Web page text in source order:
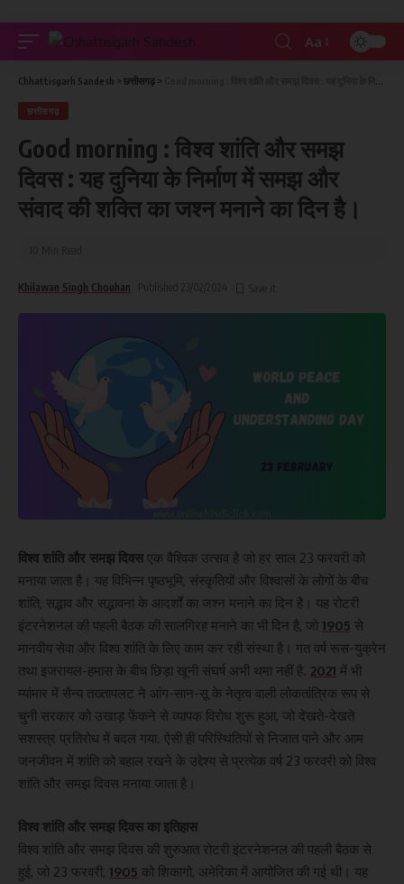
Aa
Chhattisgarh Sandesh > छत्तीसगढ़ >
छत्तीसगढ़
Good morning : विश्व शांति और समझ
दिवस : यह दुनिया के निर्माण में समझ और
संवाद की शक्ति का जश्न मनाने का दिन है।
Khilawan Singh Chouhan
विश्व शांति और समझ दिवस एक वैश्विक उत्सव है जो हर साल 23 फरवरी को
मनाया जाता है। यह विभिन्न पृष्ठभूमि, संस्कृतियों और विश्वासों के लोगों के बीच
शांति, सद्भाव और सद्भावना के आदर्शों का जश्न मनाने का दिन है। यह रोटरी
इंटरनेशनल की पहली बैठक की सालगिरह मनाने का भी दिन है, जो 1905 से
मानवीय सेवा और विश्व शांति के लिए काम कर रही संस्था है। गत वर्ष रूस-युक्रेन
तथा इजरायल-हमास के बीच छिड़ा खूनी संघर्ष अभी थमा नहीं है. 2021 में भी
म्यांमार में सैन्य तख्तापलट ने आंग-सान-सू के नेतृत्व वाली लोकतांत्रिक रूप से
चुनी सरकार को उखाड़ फेंकने से व्यापक विरोध शुरू हुआ, जो देखते-देखते
सशस्त्र प्रतिरोध में बदल गया. ऐसी ही परिस्थितियों से निजात पाने और आम
जनजीवन में शांति को बहाल रखने के उद्देश्य से प्रत्येक वर्ष 23 फरवरी को विश्व
शांति और समझ दिवस मनाया जाता है।
विश्व शांति और समझ दिवस का इतिहास
विश्व शांति और समझ दिवस की शुरुआत रोटरी इंटरनेशनल की पहली बैठक से
हुई, जो 23 फरवरी, 1905 को शिकागो, अमेरिका में आयोजित की गई थी। यह